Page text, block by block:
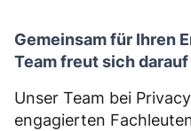
Gemeinsam für Ihren
Team freut sich
Unser Team bei
engagierten